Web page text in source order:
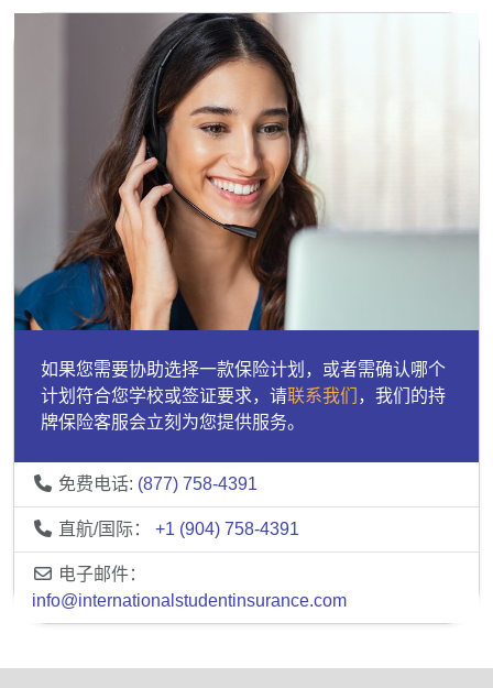
如果您需要协助选择一款保险计划，或者需确认哪个
计划符合您学校或签证要求，请联系我们 ，我们的持
牌保险客服会立刻为您提供服务。
免费电话: (877) 758-4391
直航/国际： +1 (904) 758-4391
电子邮件：
info@internationalstudentinsurance.com